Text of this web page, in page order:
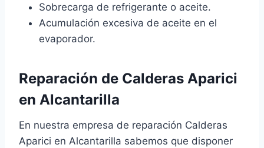
Sobrecarga de refrigerante o aceite.
Acumulación excesiva de aceite en el
evaporador.
Reparación de Calderas Aparici
en Alcantarilla
En nuestra empresa de reparación Calderas
Aparici en Alcantarilla sabemos que disponer